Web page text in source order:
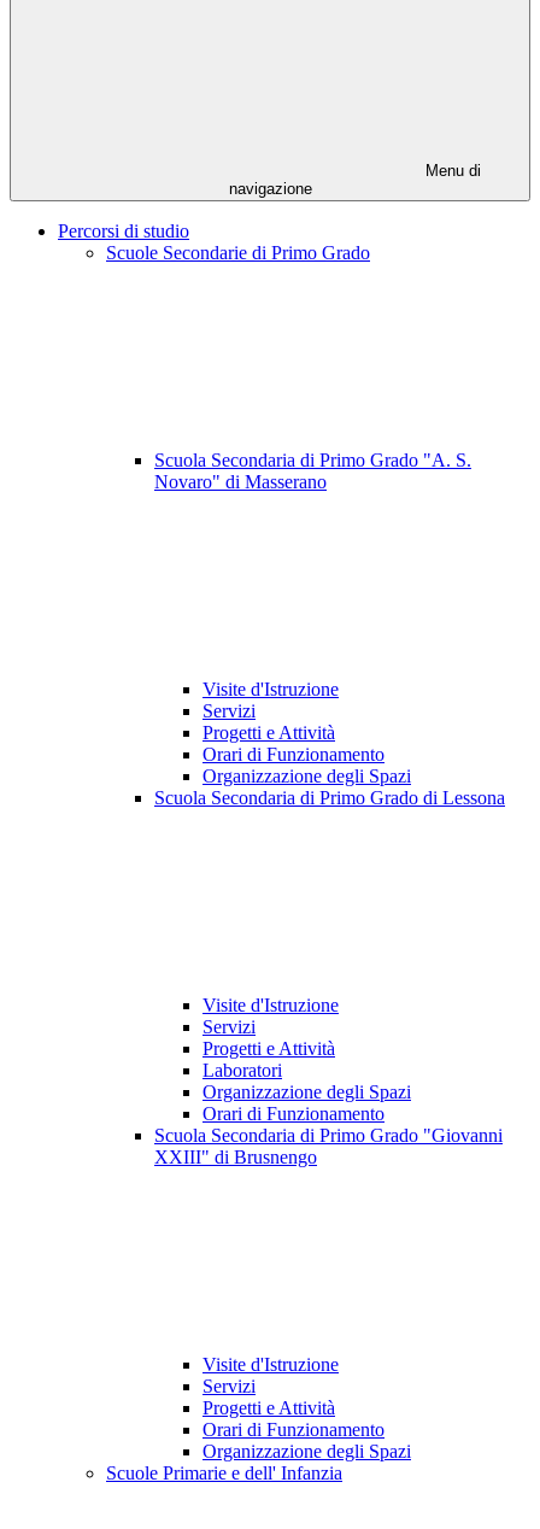
Menu di
navigazione
Percorsi di studio
Scuole Secondarie di Primo Grado
Scuola Secondaria di Primo Grado "A. S.
Novaro" di Masserano
Visite d'Istruzione
Servizi
Progetti e Attività
Orari di Funzionamento
Organizzazione degli Spazi
Scuola Secondaria di Primo Grado di Lessona
Visite d'Istruzione
Servizi
Progetti e Attività
Laboratori
Organizzazione degli Spazi
Orari di Funzionamento
Scuola Secondaria di Primo Grado "Giovanni
XXIII" di Brusnengo
Visite d'Istruzione
Servizi
Progetti e Attività
Orari di Funzionamento
Organizzazione degli Spazi
Scuole Primarie e dell' Infanzia